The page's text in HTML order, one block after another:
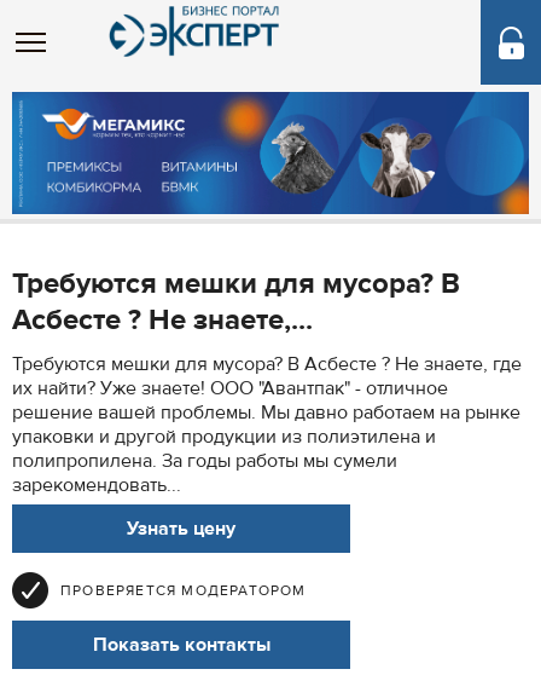
Требуются мешки для мусора? В
Асбесте ? Не знаете,...
Требуются мешки для мусора? В Асбесте ? Не знаете, где
их найти? Уже знаете! ООО "Авантпак" - отличное
решение вашей проблемы. Мы давно работаем на рынке
упаковки и другой продукции из полиэтилена и
полипропилена. За годы работы мы сумели
зарекомендовать...
Узнать цену
ПРОВЕРЯЕТСЯ МОДЕРАТОРОМ
Показать контакты